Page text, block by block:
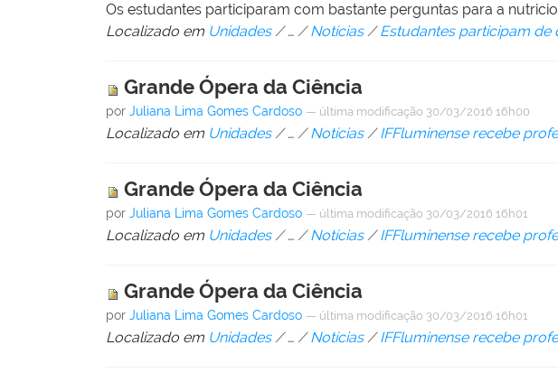
Os estudantes participaram com bastante perguntas para a
Localizado em Unidades /…/Notícias /Estudantes participam
Grande Ópera da Ciência
porJuliana Lima Gomes Cardoso — última modificação 30/03/2016 16h00
Localizado em Unidades /…/Notícias /IFFluminense recebe
Grande Ópera da Ciência
porJuliana Lima Gomes Cardoso — última modificação 30/03/2016 16h01
Localizado em Unidades /…/Notícias /IFFluminense recebe
Grande Ópera da Ciência
porJuliana Lima Gomes Cardoso — última modificação 30/03/2016 16h01
Localizado em Unidades /…/Notícias /IFFluminense recebe